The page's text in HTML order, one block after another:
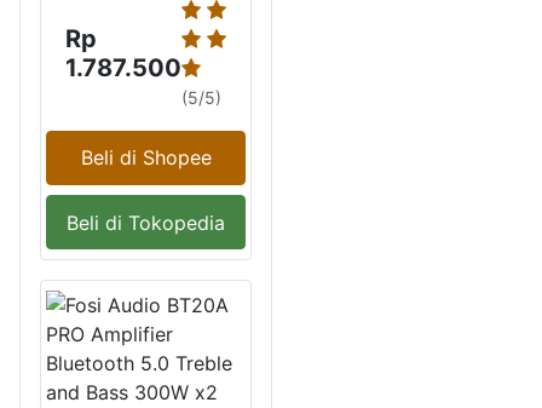
Rp
1.787.500
(5/5)
Beli di Shopee
Beli di Tokopedia